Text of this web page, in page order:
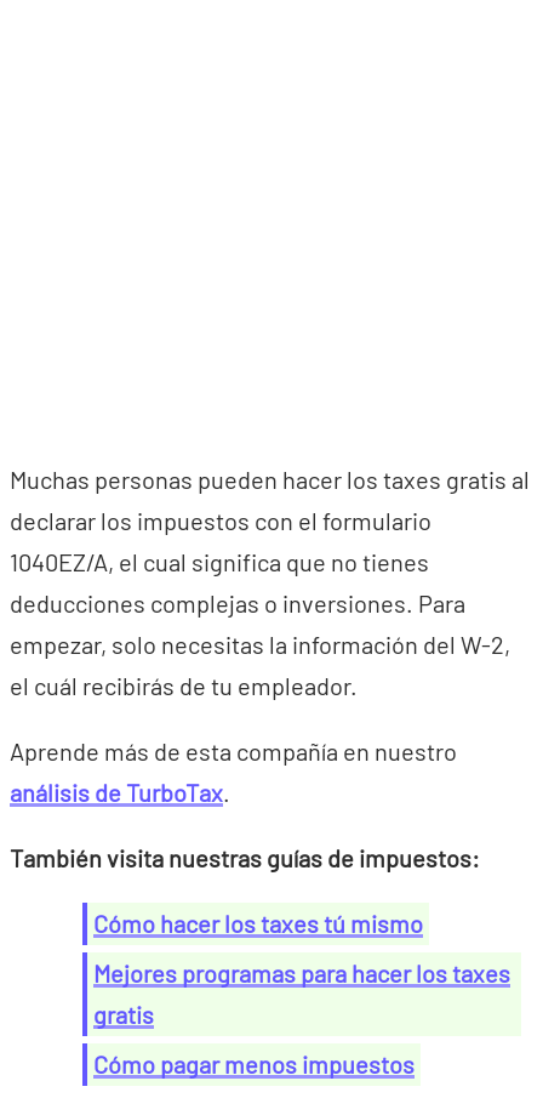
Muchas personas pueden hacer los taxes gratis al
declarar los impuestos con el formulario
1040EZ/A, el cual significa que no tienes
deducciones complejas o inversiones. Para
empezar, solo necesitas la información del W-2,
el cuál recibirás de tu empleador.
Aprende más de esta compañía en nuestro
análisis de TurboTax.
También visita nuestras guías de impuestos:
Cómo hacer los taxes tú mismo
Mejores programas para hacer los taxes
gratis
Cómo pagar menos impuestos